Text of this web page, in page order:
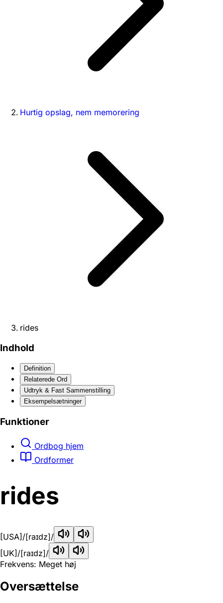
Hurtig opslag, nem memorering
rides
Indhold
Definition
Relaterede Ord
Udtryk & Fast Sammenstilling
Eksempelsætninger
Funktioner
Ordbog hjem
Ordformer
rides
[USA] /[raɪdz]/
[UK] /[raɪdz]/
Frekvens: Meget høj
Oversættelse